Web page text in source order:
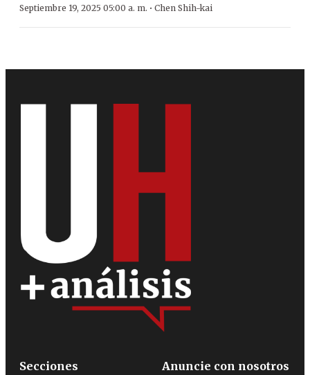
Septiembre 19, 2025 05:00 a. m. · Chen Shih-kai
Secciones
Anuncie con nosotros